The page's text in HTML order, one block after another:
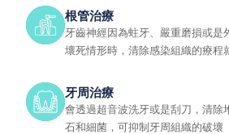
根管治療
牙齒神經因為蛀牙、嚴重磨損或是
壞死情形時，清除感染組織的療程
牙周治療
會透過超音波洗牙或是刮刀，清除
石和細菌，可抑制牙周組織的破壞